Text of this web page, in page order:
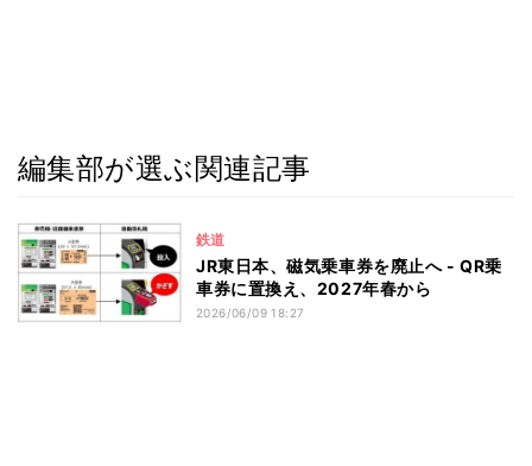
編集部が選ぶ関連記事
鉄道
JR東日本、磁気乗車券を廃止へ - QR乗
車券に置換え、2027年春から
2026/06/09 18:27